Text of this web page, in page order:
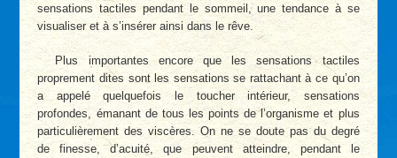
sensations tactiles pendant le sommeil, une tendance à se
visualiser et à s’insérer ainsi dans le rêve.
Plus importantes encore que les sensations tactiles
proprement dites sont les sensations se rattachant à ce qu’on
a appelé quelquefois le toucher intérieur, sensations
profondes, émanant de tous les points de l’organisme et plus
particulièrement des viscères. On ne se doute pas du degré
de finesse, d’acuité, que peuvent atteindre, pendant le